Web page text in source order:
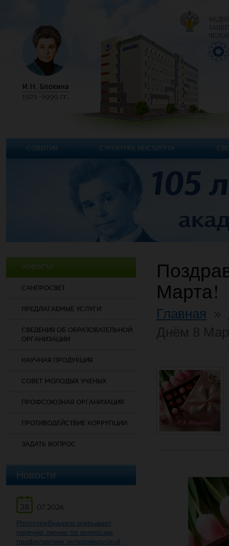
НОВОСТИ
САНПРОСВЕТ
ПРЕДЛАГАЕМЫЕ УСЛУГИ
СВЕДЕНИЯ ОБ ОБРАЗОВАТЕЛЬНОЙ
ОРГАНИЗАЦИИ
НАУЧНАЯ ПРОДУКЦИЯ
СОВЕТ МОЛОДЫХ УЧЕНЫХ
ПРОФСОЮЗНАЯ ОРГАНИЗАЦИЯ
ПРОТИВОДЕЙСТВИЕ КОРРУПЦИИ
ЗАДАТЬ ВОПРОС
Новости
28
07.2026
Роспотребнадзор открывает
горячую линию по вопросам
профилактики энтеровирусной
Марта!
Главная
СОБЫТИЯ СТРУКТУРА ИНСТИТУТА